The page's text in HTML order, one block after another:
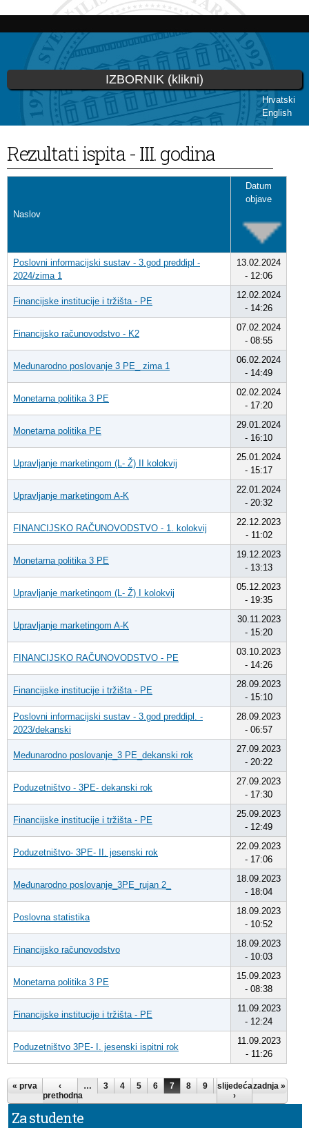
Skoči
glavni
sadržaj
Hrvatski
English
IZBORNIK (klikni)
Vi ste ovdje
Rezultati ispita - III. godina
Naslov
Datum
objave
Poslovni informacijski sustav - 3.god preddipl -
2024/zima 1
13.02.2024
- 12:06
Financijske institucije i tržišta - PE
12.02.2024
- 14:26
Financijsko računovodstvo - K2
07.02.2024
- 08:55
Međunarodno poslovanje 3 PE_ zima 1
06.02.2024
- 14:49
Monetarna politika 3 PE
02.02.2024
- 17:20
Monetarna politika PE
29.01.2024
- 16:10
Upravljanje marketingom (L- Ž) II kolokvij
25.01.2024
- 15:17
Upravljanje marketingom A-K
22.01.2024
- 20:32
FINANCIJSKO RAČUNOVODSTVO - 1. kolokvij
22.12.2023
- 11:02
Monetarna politika 3 PE
19.12.2023
- 13:13
Upravljanje marketingom (L- Ž) I kolokvij
05.12.2023
- 19:35
Upravljanje marketingom A-K
30.11.2023
- 15:20
FINANCIJSKO RAČUNOVODSTVO - PE
03.10.2023
- 14:26
Financijske institucije i tržišta - PE
28.09.2023
- 15:10
Poslovni informacijski sustav - 3.god preddipl. -
2023/dekanski
28.09.2023
- 06:57
Međunarodno poslovanje_3 PE_dekanski rok
27.09.2023
- 20:22
Poduzetništvo - 3PE- dekanski rok
27.09.2023
- 17:30
Financijske institucije i tržišta - PE
25.09.2023
- 12:49
Poduzetništvo- 3PE- II. jesenski rok
22.09.2023
- 17:06
Međunarodno poslovanje_3PE_rujan 2_
18.09.2023
- 18:04
Poslovna statistika
18.09.2023
- 10:52
Financijsko računovodstvo
18.09.2023
- 10:03
Monetarna politika 3 PE
15.09.2023
- 08:38
Financijske institucije i tržišta - PE
11.09.2023
- 12:24
Poduzetništvo 3PE- I. jesenski ispitni rok
11.09.2023
- 11:26
Stranice
« prva
‹
prethodna
… 3 4 5 6 7 8 9 10 11 …
slijedeća
›
zadnja »
Za studente